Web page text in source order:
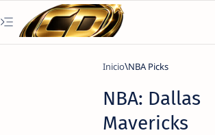
Inicio NBA Picks
NBA: Dallas
Mavericks